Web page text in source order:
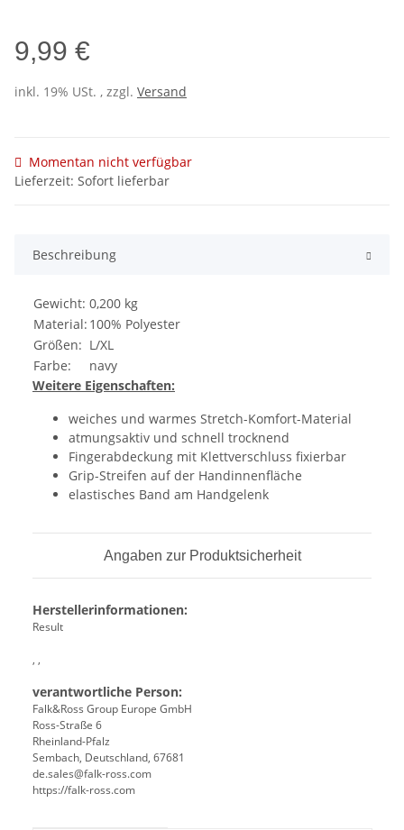
9,99 €
inkl. 19% USt. , zzgl. Versand
Momentan nicht verfügbar
Lieferzeit: Sofort lieferbar
Beschreibung
Gewicht: 0,200 kg
Material: 100% Polyester
Größen: L/XL
Farbe:
navy
Weitere Eigenschaften:
weiches und warmes Stretch-Komfort-Material
atmungsaktiv und schnell trocknend
Fingerabdeckung mit Klettverschluss fixierbar
Grip-Streifen auf der Handinnenfläche
elastisches Band am Handgelenk
Angaben zur Produktsicherheit
Herstellerinformationen:
Result
, ,
verantwortliche Person:
Falk&Ross Group Europe GmbH
Ross-Straße 6
Rheinland-Pfalz
Sembach, Deutschland, 67681
de.sales@falk-ross.com
https://falk-ross.com